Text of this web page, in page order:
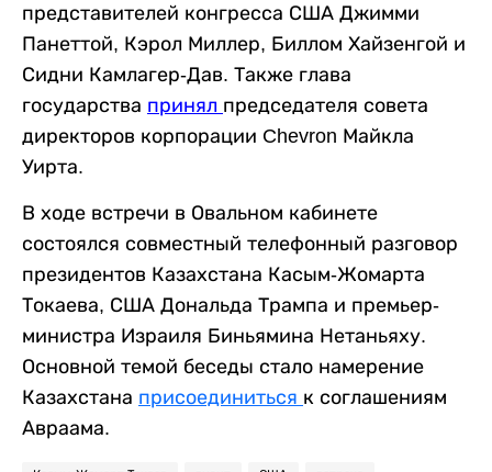
представителей конгресса США Джимми
Панеттой, Кэрол Миллер, Биллом Хайзенгой и
Сидни Камлагер-Дав. Также глава
государства принял председателя совета
директоров корпорации Chevron Майкла
Уирта.
В ходе встречи в Овальном кабинете
состоялся совместный телефонный разговор
президентов Казахстана Касым-Жомарта
Токаева, США Дональда Трампа и премьер-
министра Израиля Биньямина Нетаньяху.
Основной темой беседы стало намерение
Казахстана присоединиться к соглашениям
Авраама.